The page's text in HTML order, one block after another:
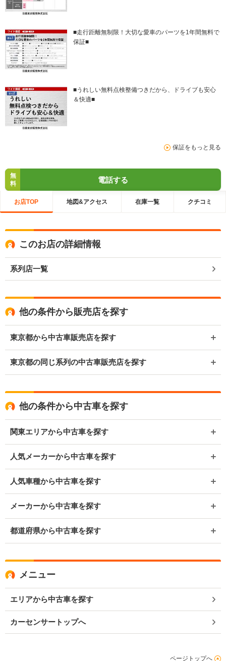
■走行距離無制限！大切な愛車のパーツを1年間無料で
保証■
■うれしい無料点検整備つきだから、ドライブも安心
＆快適■
保証をもっと見る
無
料
電話する
お店TOP 地図&アクセス 在庫一覧 クチコミ
このお店の詳細情報
系列店一覧
他の条件から販売店を探す
東京都から中古車販売店を探す
東京都の同じ系列の中古車販売店を探す
他の条件から中古車を探す
関東エリアから中古車を探す
人気メーカーから中古車を探す
人気車種から中古車を探す
メーカーから中古車を探す
都道府県から中古車を探す
メニュー
エリアから中古車を探す
カーセンサートップへ
ページトップへ